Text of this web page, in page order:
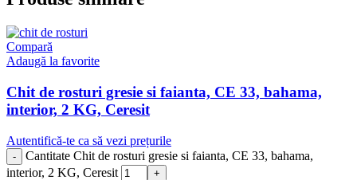
Compară
Adaugă la favorite
Chit de rosturi gresie si faianta, CE 33, bahama,
interior, 2 KG, Ceresit
Autentifică-te ca să vezi prețurile
Cantitate Chit de rosturi gresie si faianta, CE 33, bahama,
interior, 2 KG, Ceresit